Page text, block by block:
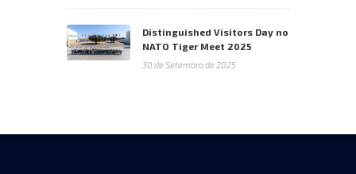
Distinguished Visitors Day no
NATO Tiger Meet 2025
30 de Setembro de 2025